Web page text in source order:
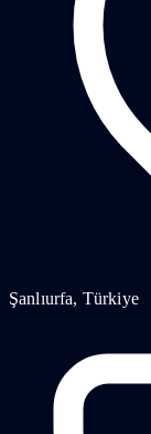
Şanlıurfa, Türkiye